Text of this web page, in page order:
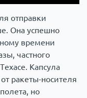
отправки
Она успешно
времени
частного
Капсула
ракеты-носителя
но